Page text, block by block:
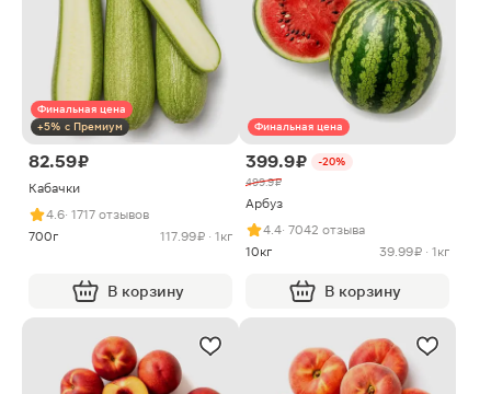
Финальная цена
+5% с Премиум
82.59 ₽
Кабачки
4.6· 1717 отзывов
700г
117.99 ₽ · 1кг
В корзину
Финальная цена
399.9 ₽
-20%
499.9 ₽
Арбуз
4.4· 7042 отзыва
10кг
39.99 ₽ · 1кг
В корзину